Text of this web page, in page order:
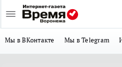
Мы в ВКонтакте Мы в Telegram